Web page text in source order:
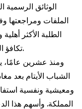
الوثائق الرسمية
الملفات ومراجعتها
الطلبة الأكثر
تكافؤ الفرص وعدالة الاختيار بين جميع المتقدمين.
ومنذ عشرين عامًا،
الشباب الأيتام بعد
ومعيشية ونفسية
المملكة. وأسهم هذا